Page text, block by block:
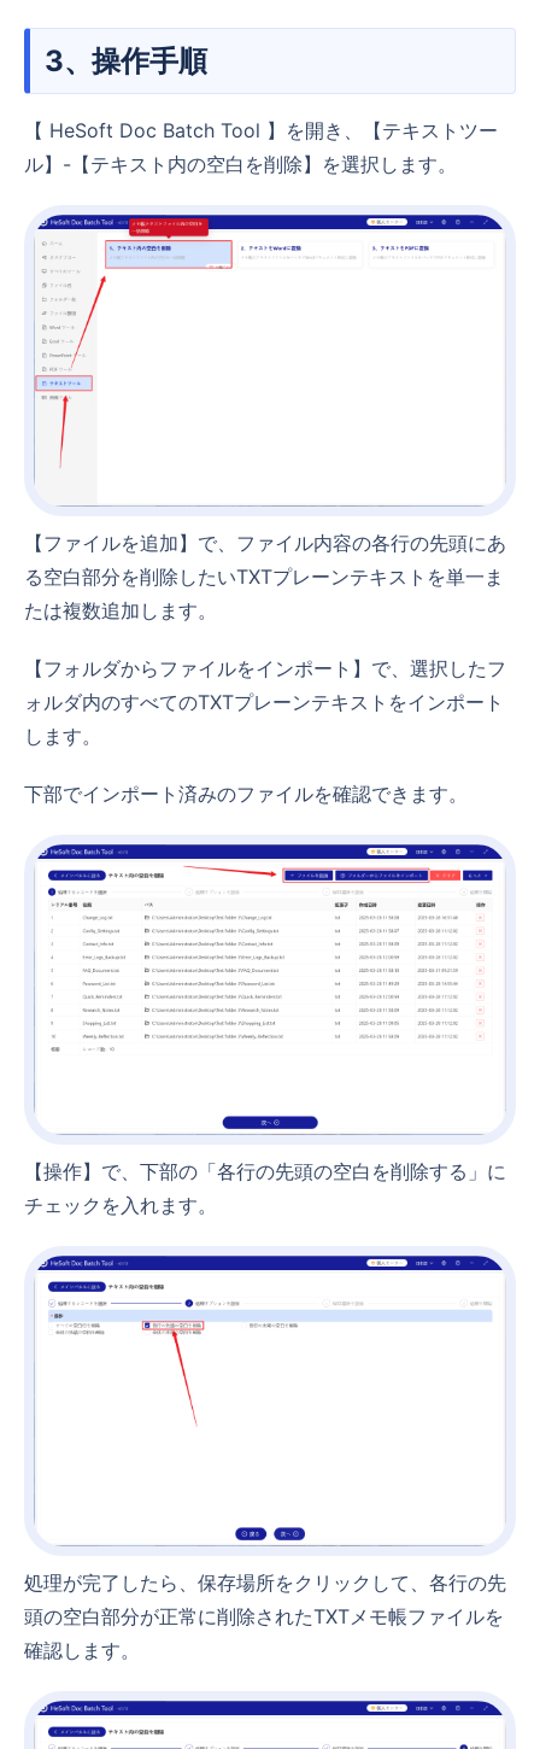
3、操作手順
【 HeSoft Doc Batch Tool 】を開き、【テキストツー
ル】-【テキスト内の空白を削除】を選択します。
【ファイルを追加】で、ファイル内容の各行の先頭にあ
る空白部分を削除したいTXTプレーンテキストを単一ま
たは複数追加します。
【フォルダからファイルをインポート】で、選択したフ
ォルダ内のすべてのTXTプレーンテキストをインポート
します。
下部でインポート済みのファイルを確認できます。
【操作】で、下部の「各行の先頭の空白を削除する」に
チェックを入れます。
処理が完了したら、保存場所をクリックして、各行の先
頭の空白部分が正常に削除されたTXTメモ帳ファイルを
確認します。